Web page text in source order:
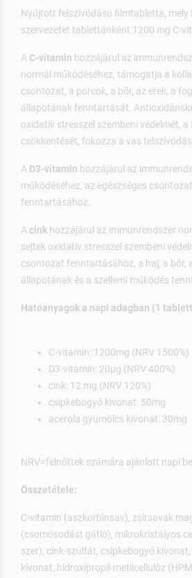
Nyújtott felszívódású filmtabletta, mely
szervezetet tablettánként 1200 mg C-
A C-vitamin hozzájárul az
normál működéséhez, támogatja a
csontozat, a porcok, a bőr, az erek, a
állapotának fenntartását.
oxidatív stresszel szembeni védelmét,
csökkentését, fokozza a vas
A D3-vitamin hozzájárul az
működéséhez, az egészséges
fenntartásához.
A cink hozzájárul az immunrendszer
sejtek oxidatív stresszel szembeni
csontozat fenntartásához, a haj, a bőr,
állapotának és a szellemi működés
Hatóanyagok a napi adagban (1
C-vitamin: 1200mg (NRV 1500%)
D3-vitamin: 20µg (NRV 400%)
cink: 12 mg (NRV 120%)
csipkebogyó kivonat: 50mg
acerola gyümölcs kivonat: 30mg
NRV=felnőttek számára ajánlott napi
Összetétele:
C-vitamin (aszkorbinsav), zsírsavak
(csomósodást gátló), mikrokristályos
szer), cink-szulfát, csipkebogyó
kivonat, hidroxipropil-metilcellulóz